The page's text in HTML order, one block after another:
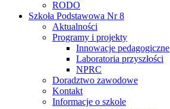
RODO
Szkoła Podstawowa Nr 8
Aktualności
Programy i projekty
Innowacje pedagogiczne
Laboratoria przyszłości
NPRC
Doradztwo zawodowe
Kontakt
Informacje o szkole